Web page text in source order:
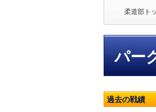
柔道部ト
パー
過去の戦績